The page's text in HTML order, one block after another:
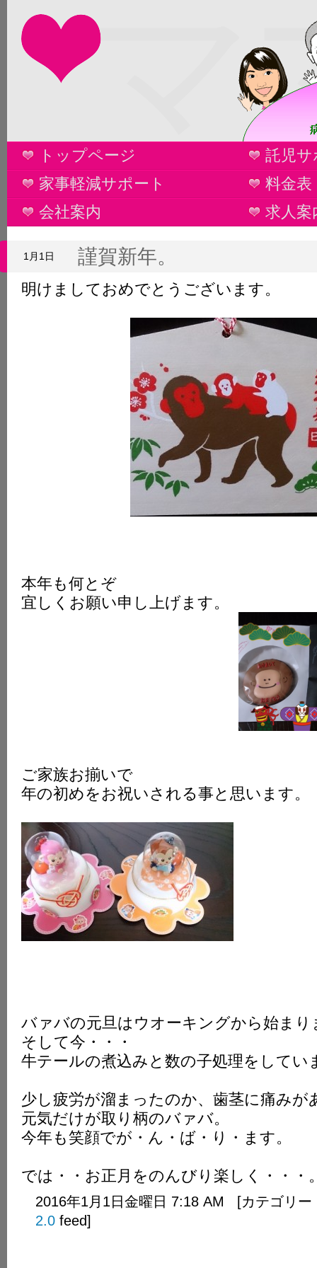
マ
トップページ
託児
家事軽減サポート
料金表
会社案内
求人案
謹賀新年。
1月1日
明けましておめでとうございます。
本年も何とぞ
宜しくお願い申し上げます。
ご家族お揃いで
年の初めをお祝いされる事と思います。
バァバの元旦はウオーキングから始まり
そして今・・・
牛テールの煮込みと数の子処理をしてい
少し疲労が溜まったのか、歯茎に痛みが
元気だけが取り柄のバァバ。
今年も笑顔でが・ん・ば・り・ます。
では・・お正月をのんびり楽しく・・・
2016年1月1日金曜日 7:18 AM [カテゴリー
2.0 feed]